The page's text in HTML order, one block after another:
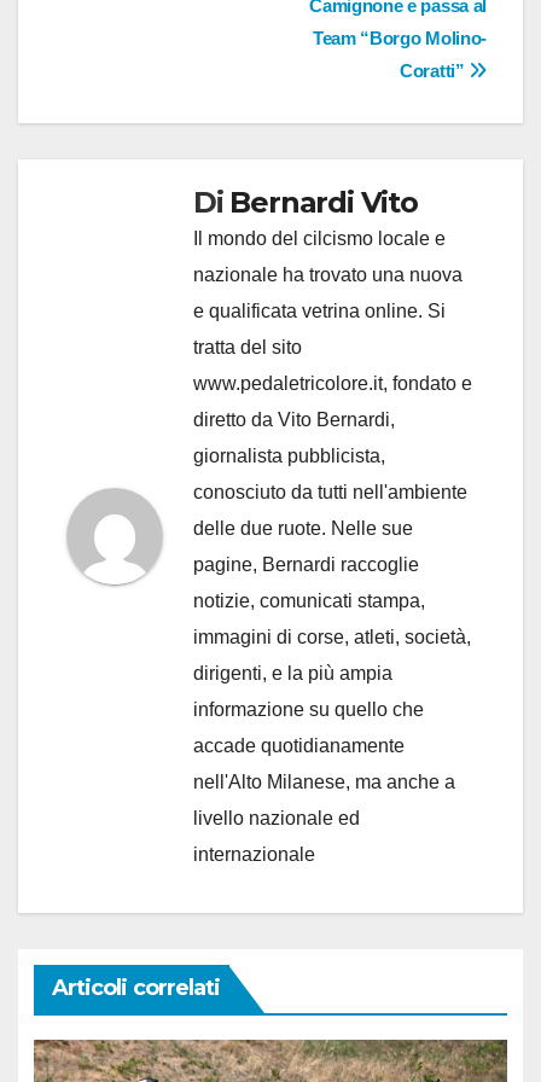
Camignone e passa al
Team “Borgo Molino-
Coratti”
Di Bernardi Vito
Il mondo del cilcismo locale e
nazionale ha trovato una nuova
e qualificata vetrina online. Si
tratta del sito
www.pedaletricolore.it, fondato e
diretto da Vito Bernardi,
giornalista pubblicista,
conosciuto da tutti nell'ambiente
delle due ruote. Nelle sue
pagine, Bernardi raccoglie
notizie, comunicati stampa,
immagini di corse, atleti, società,
dirigenti, e la più ampia
informazione su quello che
accade quotidianamente
nell'Alto Milanese, ma anche a
livello nazionale ed
internazionale
Articoli correlati